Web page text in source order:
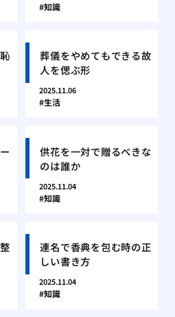
知識
葬儀をやめてもできる故
人を偲ぶ形
2025.11.06
生活
供花を一対で贈るべきな
のは誰か
2025.11.04
知識
連名で香典を包む時の正
しい書き方
2025.11.04
知識